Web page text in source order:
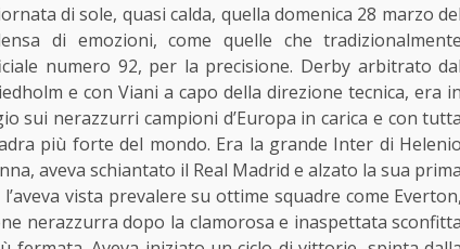
di sole, quasi calda, quella domenica 28 marzo del
di emozioni, come quelle che tradizionalmente
numero 92, per la precisione. Derby arbitrato dal
e con Viani a capo della direzione tecnica, era in
sui nerazzurri campioni d’Europa in carica e con tutta
più forte del mondo. Era la grande Inter di Helenio
aveva schiantato il Real Madrid e alzato la sua prima
vista prevalere su ottime squadre come Everton,
nerazzurra dopo la clamorosa e inaspettata sconfitta